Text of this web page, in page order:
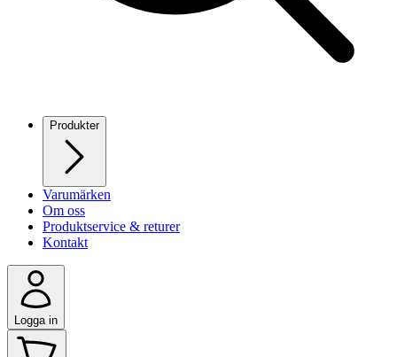
Produkter
Varumärken
Om oss
Produktservice & returer
Kontakt
Logga in